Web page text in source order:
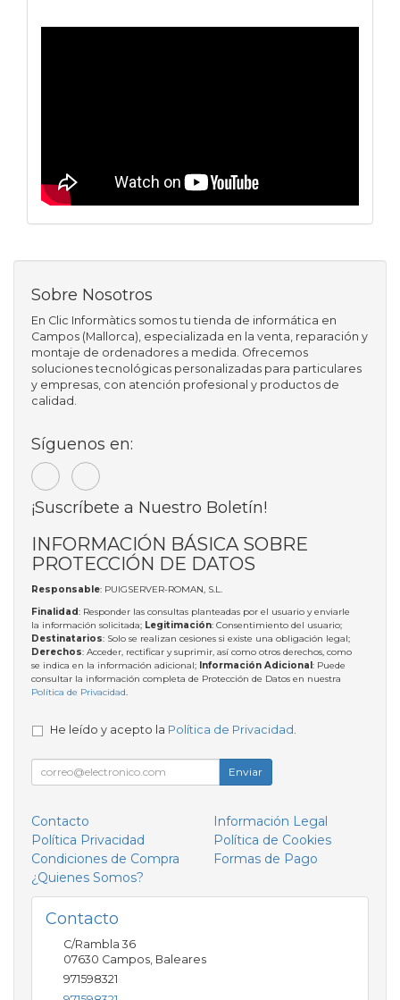
Sobre Nosotros
En Clic Informàtics somos tu tienda de informática en
Campos (Mallorca), especializada en la venta, reparación y
montaje de ordenadores a medida. Ofrecemos
soluciones tecnológicas personalizadas para particulares
y empresas, con atención profesional y productos de
calidad.
Síguenos en:
¡Suscríbete a Nuestro Boletín!
INFORMACIÓN BÁSICA SOBRE
PROTECCIÓN DE DATOS
Responsable: PUIGSERVER-ROMAN, S.L.
Finalidad: Responder las consultas planteadas por el usuario y enviarle
la información solicitada; Legitimación: Consentimiento del usuario;
Destinatarios: Solo se realizan cesiones si existe una obligación legal;
Derechos: Acceder, rectificar y suprimir, así como otros derechos, como
se indica en la información adicional; Información Adicional: Puede
consultar la información completa de Protección de Datos en nuestra
Política de Privacidad.
He leído y acepto la Política de Privacidad
Enviar
Contacto
Información Legal
Política Privacidad
Política de Cookies
Condiciones de Compra
Formas de Pago
¿Quienes Somos?
Contacto
C/Rambla 36
07630 Campos Baleares
971598321